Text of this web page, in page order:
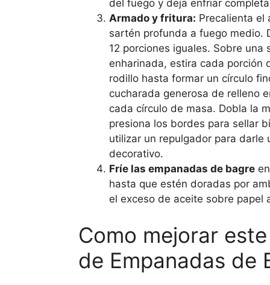
del fuego y deja enfriar
Armado y fritura: Precalienta el
sartén profunda a fuego medio.
12 porciones iguales. Sobre una
enharinada, estira cada porción
rodillo hasta formar un círculo
cucharada generosa de relleno
cada círculo de masa. Dobla la
presiona los bordes para sellar
utilizar un repulgador para darle
decorativo.
Fríe las empanadas de bagre
hasta que estén doradas por
el exceso de aceite sobre papel
Como mejorar
de Empanadas de